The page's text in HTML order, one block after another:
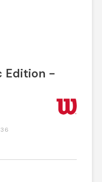
Edition -